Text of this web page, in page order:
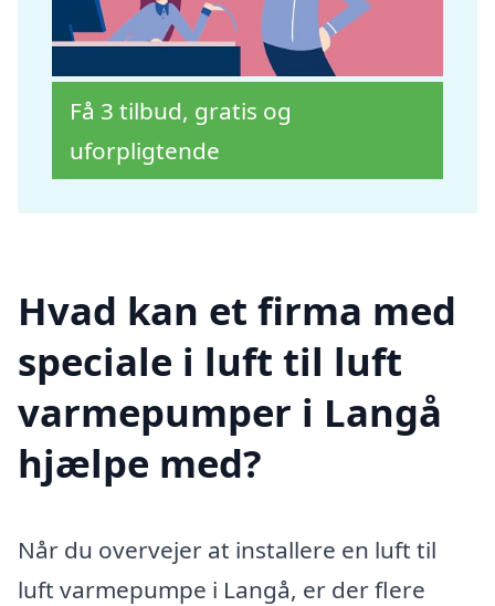
Få 3 tilbud, gratis og
uforpligtende
Hvad kan et firma med
speciale i luft til luft
varmepumper i Langå
hjælpe med?
Når du overvejer at installere en luft til
luft varmepumpe i Langå, er der flere